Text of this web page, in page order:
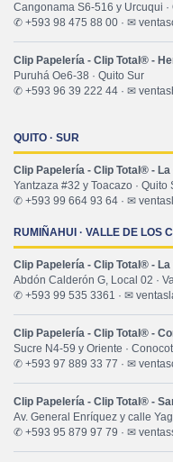
Cangonama S6-516 y Urcuqui ·
✆ +593 98 475 88 00 · ✉
Clip Papelería - Clip Total® -
Puruhá Oe6-38 · Quito Sur
✆ +593 96 39 222 44 · ✉
QUITO · SUR
Clip Papelería - Clip Total® - La
Yantzaza #32 y Toacazo · Quito
✆ +593 99 664 93 64 · ✉
RUMIÑAHUI · VALLE DE LOS
Clip Papelería - Clip Total® - La
Abdón Calderón G, Local 02 ·
✆ +593 99 535 3361 · ✉
Clip Papelería - Clip Total® -
Sucre N4-59 y Oriente ·
✆ +593 97 889 33 77 · ✉
Clip Papelería - Clip Total® -
Av. General Enríquez y calle
✆ +593 95 879 97 79 · ✉